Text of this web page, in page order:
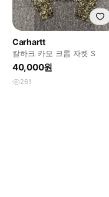
Carhartt
칼하크 카모 크롭 자켓 S
40,000원
261